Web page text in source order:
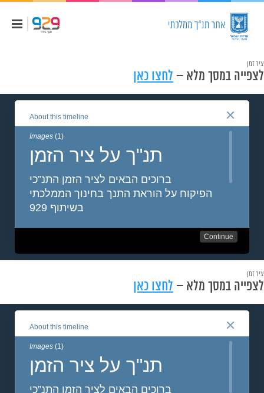
ציר זמן
לצפייה במסך מלא – לחצו כאן
ציר זמן
לצפייה במסך מלא – לחצו כאן